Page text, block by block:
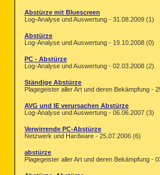
Abstürze mit Bluescreen
Log-Analyse und Auswertung - 31.08.2009 (1)
Abstürze
Log-Analyse und Auswertung - 19.10.2008 (0)
PC - Abstürze
Log-Analyse und Auswertung - 02.03.2008 (2)
Ständige Abstürze
Plagegeister aller Art und deren Bekämpfung -
AVG und IE verursachen Abstürze
Log-Analyse und Auswertung - 06.06.2007 (3)
Verwirrende PC-Abstürze
Netzwerk und Hardware - 25.07.2006 (6)
abstürze
Plagegeister aller Art und deren Bekämpfung -